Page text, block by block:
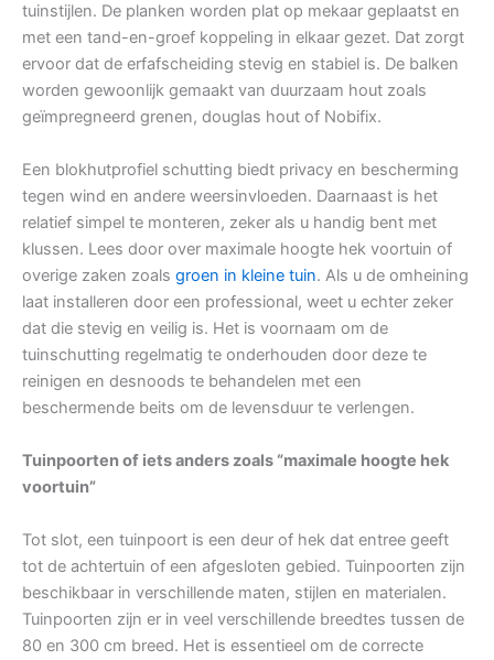
tuinstijlen. De planken worden plat op mekaar geplaatst en
met een tand-en-groef koppeling in elkaar gezet. Dat zorgt
ervoor dat de erfafscheiding stevig en stabiel is. De balken
worden gewoonlijk gemaakt van duurzaam hout zoals
geïmpregneerd grenen, douglas hout of Nobifix.
Een blokhutprofiel schutting biedt privacy en bescherming
tegen wind en andere weersinvloeden. Daarnaast is het
relatief simpel te monteren, zeker als u handig bent met
klussen. Lees door over maximale hoogte hek voortuin of
overige zaken zoals groen in kleine tuin. Als u de omheining
laat installeren door een professional, weet u echter zeker
dat die stevig en veilig is. Het is voornaam om de
tuinschutting regelmatig te onderhouden door deze te
reinigen en desnoods te behandelen met een
beschermende beits om de levensduur te verlengen.
Tuinpoorten of iets anders zoals “maximale hoogte hek
voortuin”
Tot slot, een tuinpoort is een deur of hek dat entree geeft
tot de achtertuin of een afgesloten gebied. Tuinpoorten zijn
beschikbaar in verschillende maten, stijlen en materialen.
Tuinpoorten zijn er in veel verschillende breedtes tussen de
80 en 300 cm breed. Het is essentieel om de correcte